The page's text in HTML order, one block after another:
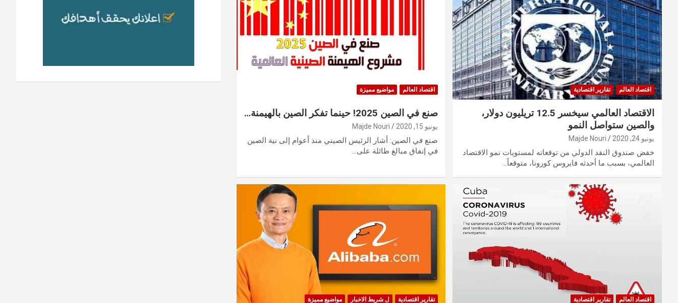
اقتصاد العالم تقارير اقتصادية
الاقتصاد العالمي سيخسر 12.5 تريليون دولار،
والصين ستواصل النمو
يونيو 24, 2020 Majde Nouri
خفض صندوق النقد الدولي من توقعاته لمستويات نمو الاقتصاد
العالمي، بسبب ما أحدثه فايروس كورونا، متوقعاً…
اقتصاد العالم مواضيع مميزة
صنع في الصين 2025! حينما تفكر الصين بالهيمنة…
يونيو 15, 2020 Majde Nouri
صنع في الصين: أشار الرئيس الصيني منذ أعوام إلى نية الصين
في إنفاق مبالغ طائلة على…
اقتصاد العالم تقارير اقتصادية تقارير اقتصادية ل شريط الاخبار مواضيع مميزة